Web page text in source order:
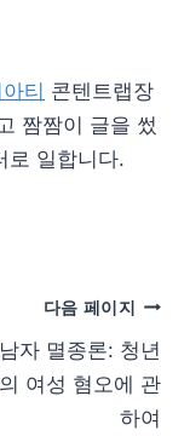
티 콘텐트랩장
짬짬이 글을 썼
로 일합니다.
다음 페이지
자 멸종론: 청년
여성 혐오에 관
하여